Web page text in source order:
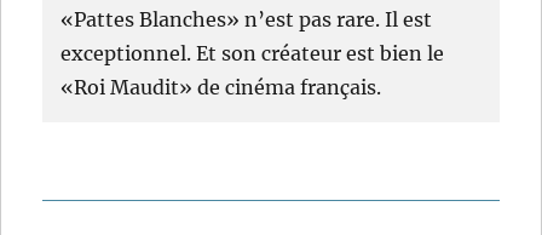
«Pattes Blanches» n’est pas rare. Il est
exceptionnel. Et son créateur est bien le
«Roi Maudit» de cinéma français.